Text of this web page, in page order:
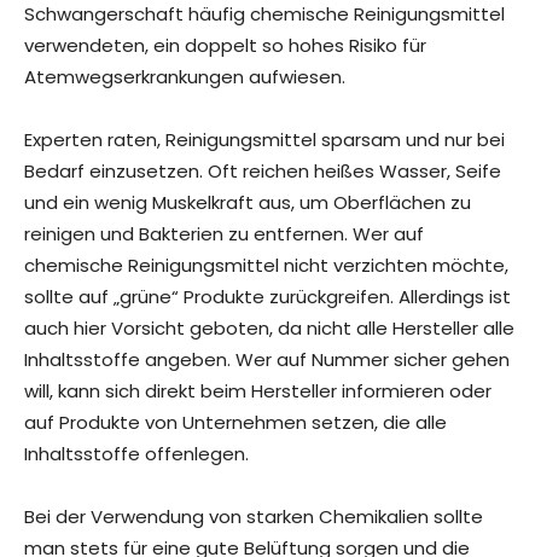
Schwangerschaft häufig chemische Reinigungsmittel
verwendeten, ein doppelt so hohes Risiko für
Atemwegserkrankungen aufwiesen.
Experten raten, Reinigungsmittel sparsam und nur bei
Bedarf einzusetzen. Oft reichen heißes Wasser, Seife
und ein wenig Muskelkraft aus, um Oberflächen zu
reinigen und Bakterien zu entfernen. Wer auf
chemische Reinigungsmittel nicht verzichten möchte,
sollte auf „grüne“ Produkte zurückgreifen. Allerdings ist
auch hier Vorsicht geboten, da nicht alle Hersteller alle
Inhaltsstoffe angeben. Wer auf Nummer sicher gehen
will, kann sich direkt beim Hersteller informieren oder
auf Produkte von Unternehmen setzen, die alle
Inhaltsstoffe offenlegen.
Bei der Verwendung von starken Chemikalien sollte
man stets für eine gute Belüftung sorgen und die